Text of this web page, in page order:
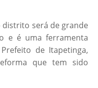
distrito será de grande
e é uma ferramenta
de Itapetinga,
que tem sido